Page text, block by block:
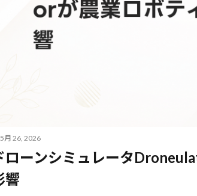
5月 26, 2026
ローンシミュレータ
響